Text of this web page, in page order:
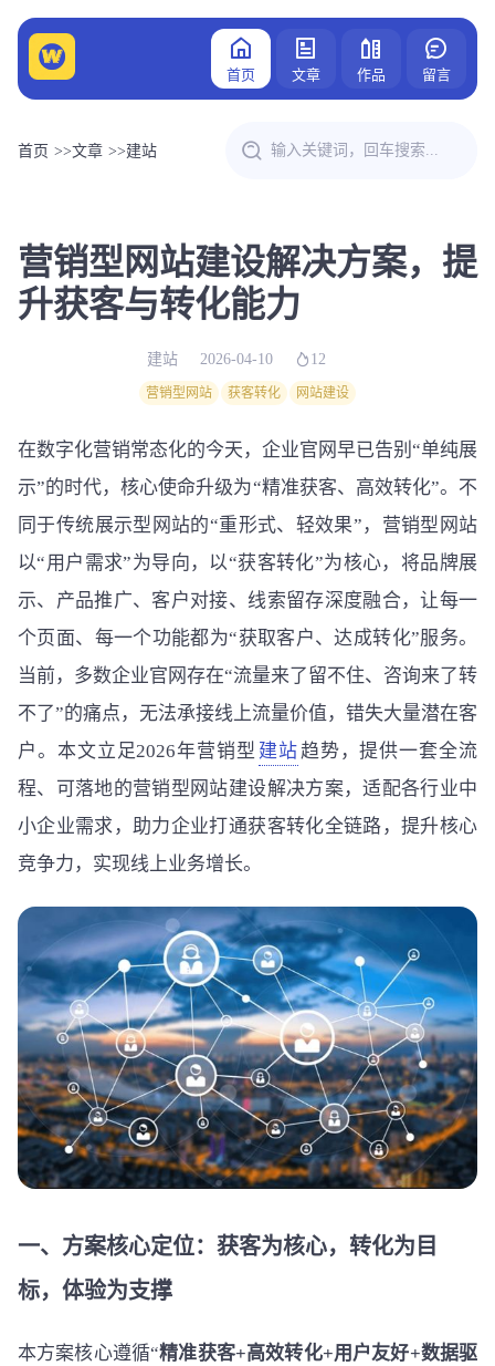
首页 文章 作品 留言
首页 >>文章 >>建站
营销型网站建设解决方案，提
升获客与转化能力
建站 2026-04-10 12
营销型网站 获客转化 网站建设
在数字化营销常态化的今天，企业官网早已告别“单纯展
示”的时代，核心使命升级为“精准获客、高效转化”。不
同于传统展示型网站的“重形式、轻效果”，营销型网站
以“用户需求”为导向，以“获客转化”为核心，将品牌展
示、产品推广、客户对接、线索留存深度融合，让每一
个页面、每一个功能都为“获取客户、达成转化”服务。
当前，多数企业官网存在“流量来了留不住、咨询来了转
不了”的痛点，无法承接线上流量价值，错失大量潜在客
户。本文立足2026年营销型 建站趋势，提供一套全流
程、可落地的营销型网站建设解决方案，适配各行业中
小企业需求，助力企业打通获客转化全链路，提升核心
竞争力，实现线上业务增长。
一、方案核心定位：获客为核心，转化为目
标，体验为支撑
本方案核心遵循“精准获客+高效转化+用户友好+数据驱